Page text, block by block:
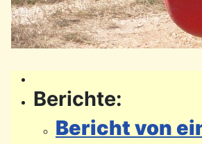
Berichte:
Bericht von